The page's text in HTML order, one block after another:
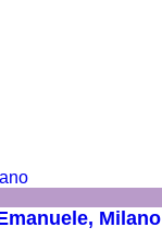
Milano